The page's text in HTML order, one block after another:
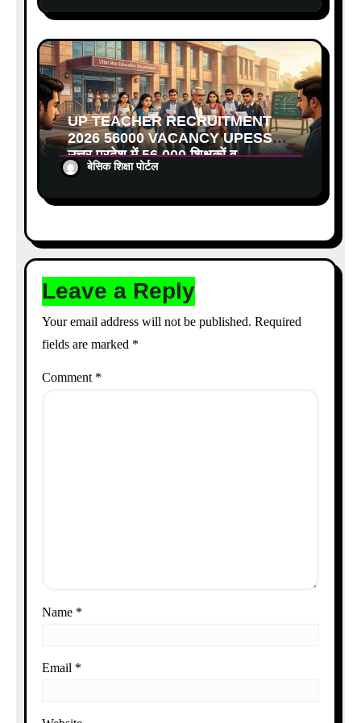
UP TEACHER RECRUITMENT
2026 56000 VACANCY UPESSC:
उत्तर प्रदेश में 56,000 शिक्षकों व
प्रधानाचार्यों की बंपर भर्ती की तैयारी, अगस्त
बेसिक शिक्षा पोर्टल
Leave a Reply
Your email address will not be published. Required
fields are marked *
Comment *
Name *
Email *